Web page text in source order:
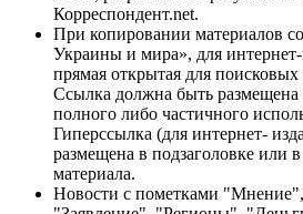
Корреспондент.net.
При копировании материалов
Украины и мира», для интернет-
прямая открытая для
Ссылка должна быть размещена
полного либо частичного
Гиперссылка (для интернет-
размещена в подзаголовке или
материала.
Новости с пометками